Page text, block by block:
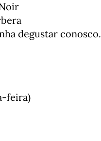
degustar conosco.